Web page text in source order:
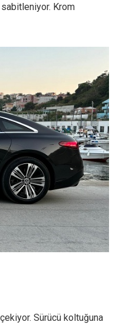
Krom
Sürücü koltuğuna